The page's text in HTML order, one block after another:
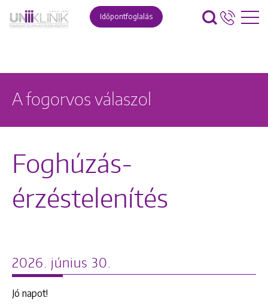
Időpontfoglalás
A fogorvos válaszol
Foghúzás-
érzéstelenítés
2026. június 30.
Jó napot!